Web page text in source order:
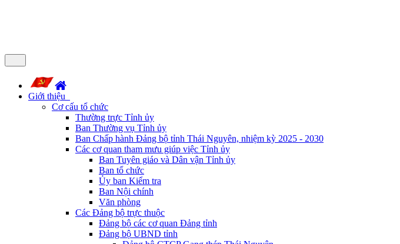
Giới thiệu
Cơ cấu tổ chức
Thường trực Tỉnh ủy
Ban Thường vụ Tỉnh ủy
Ban Chấp hành Đảng bộ tỉnh Thái Nguyên, nhiệm kỳ 2025 - 2030
Các cơ quan tham mưu giúp việc Tỉnh ủy
Ban Tuyên giáo và Dân vận Tỉnh ủy
Ban tổ chức
Ủy ban Kiểm tra
Ban Nội chính
Văn phòng
Các Đảng bộ trực thuộc
Đảng bộ các cơ quan Đảng tỉnh
Đảng bộ UBND tỉnh